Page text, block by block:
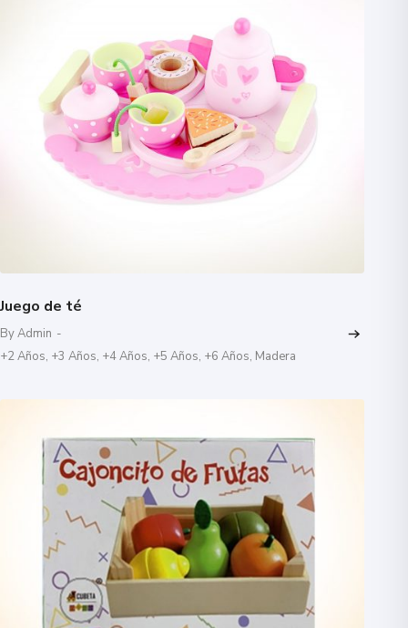
Juego de té
By Admin -
+2 Años, +3 Años, +4 Años, +5 Años, +6 Años, Madera